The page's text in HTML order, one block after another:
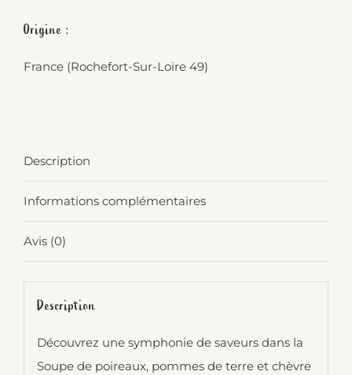
Origine :
France (Rochefort-Sur-Loire 49)
Description
Informations complémentaires
Avis (0)
Description
Découvrez une symphonie de saveurs dans la
Soupe de poireaux, pommes de terre et chèvre